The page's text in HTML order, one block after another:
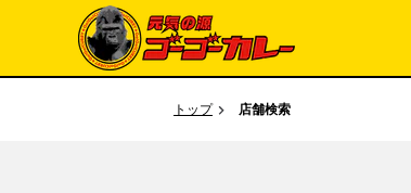
トップ 店舗検索